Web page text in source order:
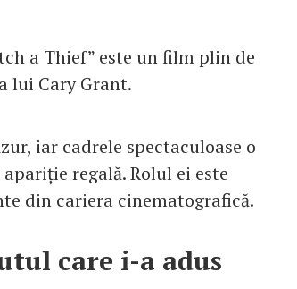
a Thief” este un film plin de
lui Cary Grant.
iar cadrele spectaculoase o
regală. Rolul ei este
din cariera cinematografică.
care i-a adus